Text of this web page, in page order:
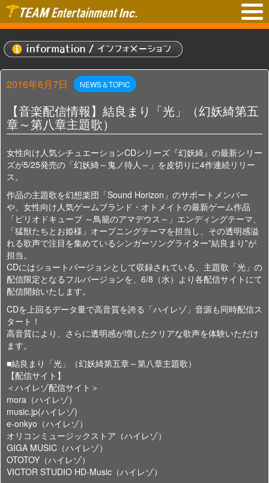
2016年6月7日 NEWS＆TOPIC
【音楽配信情報】結良まり「光」（幻妖綺第五
章～第八章主題歌）
女性向け人気シチュエーションCDシリーズ『幻妖綺』の最新シリー
ズが5/25発売の「幻妖綺～鬼ノ待人～」を皮切りに4作連続リリー
ス。
作品の主題歌を幻想楽団「Sound Horizon」のサポートメンバー
や、女性向け人気ゲームブランド・オトメイトの最新ゲーム作品
「ピリオドキューブ ～鳥籠のアマデウス～」エンディングテーマ、
「猛獣たちとお姫様」オープニングテーマを担当し、その透明感溢
れる歌声で注目を集めているシンガーソングライター”結良まり”が
担当。
CDにはショートバージョンとして収録されている、主題歌「光」の
配信限定となるフルバージョンを、6/8（水）より各配信サイトにて
配信開始いたします。
CDを上回るデータ量で高音質を誇る「ハイレゾ」音源も同時配信ス
タート！
高音質により、さらに透明感が増したクリアな歌声を体験いただけ
ます。
■結良まり「光」（幻妖綺第五章～第八章主題歌）
【配信サイト】
＜ハイレゾ配信サイト＞
mora（ハイレゾ）
music.jp(ハイレゾ)
e-onkyo（ハイレゾ）
オリコンミュージックストア（ハイレゾ）
GIGA MUSIC（ハイレゾ）
OTOTOY（ハイレゾ）
VICTOR STUDIO HD-Music（ハイレゾ）